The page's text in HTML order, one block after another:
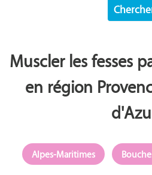
Muscler les fesses
en région
Alpes-Maritimes